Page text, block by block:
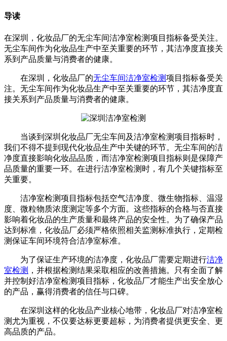
导读
在深圳，化妆品厂的无尘车间洁净室检测项目指标备受关注。
无尘车间作为化妆品生产中至关重要的环节，其洁净度直接关
系到产品质量与消费者的健康。
在深圳，化妆品厂的无尘车间洁净室检测项目指标备受关
注。无尘车间作为化妆品生产中至关重要的环节，其洁净度直
接关系到产品质量与消费者的健康。
当谈到深圳化妆品厂无尘车间及洁净室检测项目指标时，
我们不得不提到现代化妆品生产中关键的环节。无尘车间的洁
净度直接影响化妆品品质，而洁净室检测项目指标则是保障产
品质量的重要一环。在进行洁净室检测时，有几个关键指标至
关重要。
洁净室检测项目指标包括空气洁净度、微生物指标、温湿
度、微粒物质浓度测定等多个方面。这些指标的合格与否直接
影响着化妆品的生产质量和最终产品的安全性。为了确保产品
达到标准，化妆品厂必须严格依照相关监测标准执行，定期检
测保证车间环境符合洁净室标准。
为了保证生产环境的洁净度，化妆品厂需要定期进行洁净
室检测 ，并根据检测结果采取相应的改善措施。只有全面了解
并控制好洁净室检测项目指标，化妆品厂才能生产出安全放心
的产品，赢得消费者的信任与口碑。
在深圳这样的化妆品产业核心地带，化妆品厂对洁净室检
测尤为重视，不仅要达标更要超标，为消费者提供更安全、更
高品质的产品。